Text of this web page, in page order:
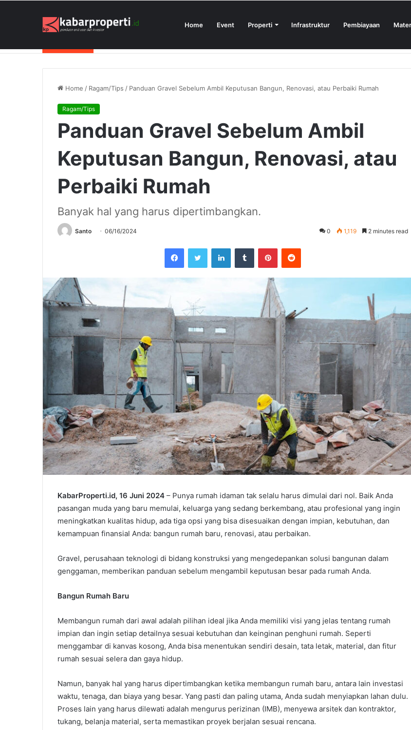
Home Event Properti Infrastruktur Pembiayaan
Home / Ragam/Tips / Panduan Gravel Sebelum Ambil Keputusan Bangun, Renovasi, atau Perbaiki Rumah
Ragam/Tips
Panduan Gravel Sebelum Ambil
Keputusan Bangun, Renovasi, atau
Perbaiki Rumah
Banyak hal yang harus dipertimbangkan.
Santo 06/16/2024 0 1,119 2 minutes read
FacebookTwitter LinkedInTumblr PinterestReddit
KabarProperti.id, 16 Juni 2024 – Punya rumah idaman tak selalu harus dimulai dari nol. Baik Anda
pasangan muda yang baru memulai, keluarga yang sedang berkembang, atau profesional yang ingin
meningkatkan kualitas hidup, ada tiga opsi yang bisa disesuaikan dengan impian, kebutuhan, dan
kemampuan finansial Anda: bangun rumah baru, renovasi, atau perbaikan.
Gravel, perusahaan teknologi di bidang konstruksi yang mengedepankan solusi bangunan dalam
genggaman, memberikan panduan sebelum mengambil keputusan besar pada rumah Anda.
Bangun Rumah Baru
Membangun rumah dari awal adalah pilihan ideal jika Anda memiliki visi yang jelas tentang rumah
impian dan ingin setiap detailnya sesuai kebutuhan dan keinginan penghuni rumah. Seperti
menggambar di kanvas kosong, Anda bisa menentukan sendiri desain, tata letak, material, dan fitur
rumah sesuai selera dan gaya hidup.
Namun, banyak hal yang harus dipertimbangkan ketika membangun rumah baru, antara lain investasi
waktu, tenaga, dan biaya yang besar. Yang pasti dan paling utama, Anda sudah menyiapkan lahan dulu.
Proses lain yang harus dilewati adalah mengurus perizinan (IMB), menyewa arsitek dan kontraktor,
tukang, belanja material, serta memastikan proyek berjalan sesuai rencana.